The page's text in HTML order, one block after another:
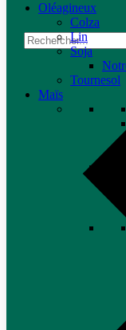
Oléagineux
Colza
Lin
Soja
Tournesol
Maïs